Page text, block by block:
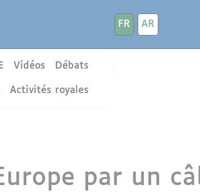
FR
AR
Vidéos Débats
Activités royales
par un